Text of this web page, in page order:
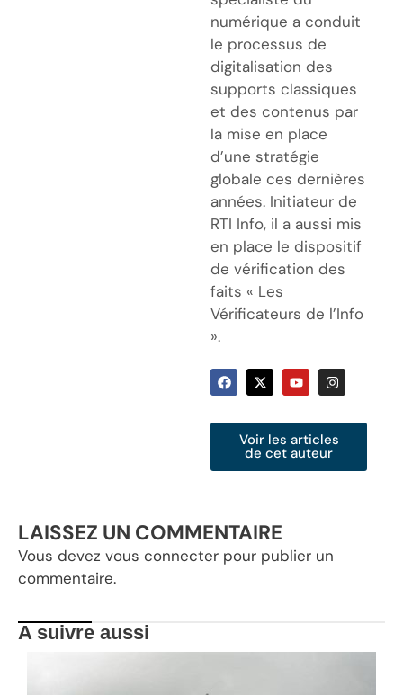
numérique a conduit
le processus de
digitalisation des
supports classiques
et des contenus par
la mise en place
d’une stratégie
globale ces dernières
années. Initiateur de
RTI Info, il a aussi mis
en place le dispositif
de vérification des
faits « Les
Vérificateurs de l’Info
».
Voir les articles
de cet auteur
LAISSEZ UN COMMENTAIRE
Vous devez vous connecter pour publier un
commentaire.
A suivre aussi